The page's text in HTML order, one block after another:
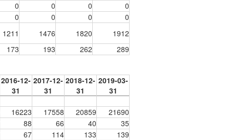
0 0 0
0
0 0 0
0
1211 1476 1820
1912
173 193 262
289
2016-12-
31
2017-12-
31
2018-12-
31
2019-03-
31
16223 17558 20859
21690
88 66 40
35
67 114 133
139